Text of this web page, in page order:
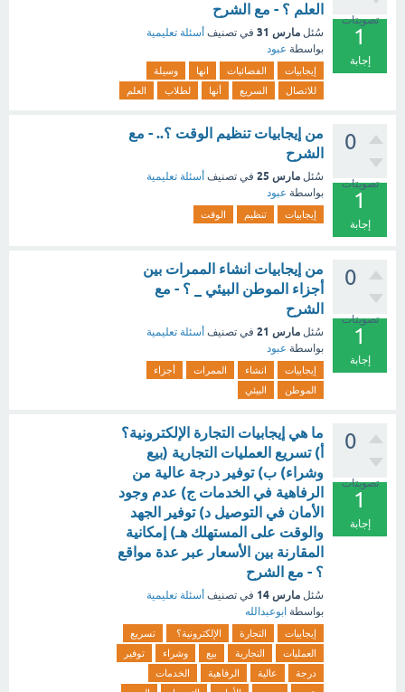
تصويتات
1
إجابة
العلم ؟ - مع الشرح
سُئل مارس 31 في تصنيف أسئلة تعليمية
بواسطة عبود
إيجابيات الفضائيات انها
وسيلة
للاتصال
السريع أنها لطلاب العلم
0
تصويتات
1
إجابة
من إيجابيات تنظيم الوقت ؟.. - مع
الشرح
سُئل مارس 25 في تصنيف أسئلة تعليمية
بواسطة عبود
إيجابيات تنظيم الوقت
0
تصويتات
1
إجابة
من إيجابيات انشاء الممرات بين
أجزاء الموطن البيئي _ ؟ - مع
الشرح
سُئل مارس 21 في تصنيف أسئلة تعليمية
بواسطة عبود
إيجابيات انشاء الممرات
أجزاء
الموطن
البيئي
0
تصويتات
1
إجابة
ما هي إيجابيات التجارة الإلكترونية؟
أ) تسريع العمليات التجارية (بيع
وشراء) ب) توفير درجة عالية من
الرفاهية في الخدمات ج) عدم وجود
الأمان في التوصيل د) توفير الجهد
والوقت على المستهلك هـ) إمكانية
المقارنة بين الأسعار عبر عدة مواقع
؟ - مع الشرح
سُئل مارس 14 في تصنيف أسئلة تعليمية
بواسطة ابوعبدالله
إيجابيات التجارة الإلكترونية؟
تسريع
العمليات
التجارية بيع وشراء
توفير
درجة
عالية الرفاهية
الخدمات